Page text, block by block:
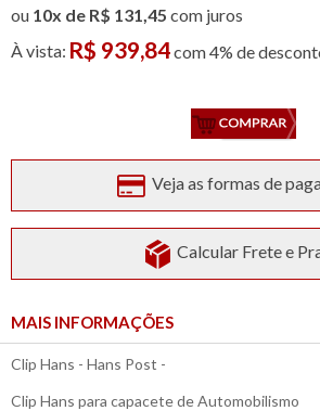
ou 10x de R$ 131,45 com juros
À vista: R$ 939,84com 4% de
Veja as formas de
Calcular Frete e
MAIS INFORMAÇÕES
Clip Hans - Hans Post -
Clip Hans para capacete de Automobilismo